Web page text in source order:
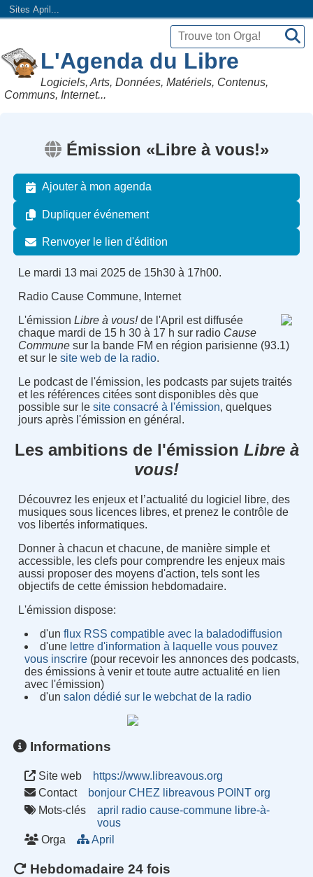
Sites April...
L'Agenda du Libre
Logiciels, Arts, Données, Matériels, Contenus,
Communs, Internet...
Émission «Libre à vous!»
Ajouter à mon agenda
Dupliquer événement
Renvoyer le lien d'édition
Le mardi 13 mai 2025 de 15h30 à 17h00.
Radio Cause Commune, Internet
L'émission Libre à vous!de l'April est diffusée
chaque mardi de 15 h 30 à 17 h sur radio Cause
Communesur la bande FM en région parisienne (93.1)
et sur le site web de la radio.
Le podcast de l'émission, les podcasts par sujets traités
et les références citées sont disponibles dès que
possible sur le site consacré à l'émission, quelques
jours après l'émission en général.
Les ambitions de l'émission Libre à
vous!
Découvrez les enjeux et l’actualité du logiciel libre, des
musiques sous licences libres, et prenez le contrôle de
vos libertés informatiques.
Donner à chacun et chacune, de manière simple et
accessible, les clefs pour comprendre les enjeux mais
aussi proposer des moyens d'action, tels sont les
objectifs de cette émission hebdomadaire.
L'émission dispose:
d'unflux RSS compatible avec la baladodiffusion
d'une lettre d'information à laquelle vous pouvez
vous inscrire (pour recevoir les annonces des podcasts,
des émissions à venir et toute autre actualité en lien
avec l'émission)
d'unsalon dédié sur le webchat de la radio
Informations
Site web
https://www.libreavous.org
Contact
bonjour CHEZ libreavous POINT org
Mots-clés
april radio cause-commune libre-à-
vous
Orga
April
Hebdomadaire 24 fois